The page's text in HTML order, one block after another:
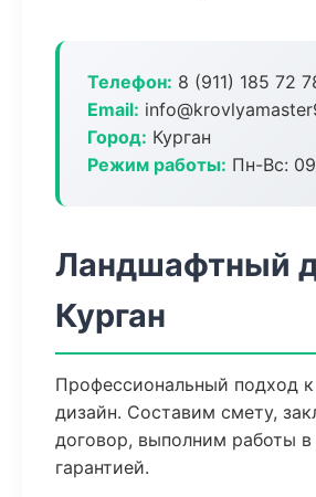
Телефон: 8 (911) 185 72
Email:
Город: Курган
Режим работы: Пн-Вс:
Ландшафтный
Курган
Профессиональный подход
дизайн. Составим смету,
договор, выполним работы в
гарантией.